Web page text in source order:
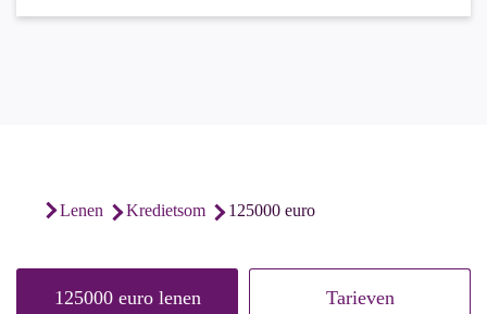
lenen kredietsom 125000 euro
125000 euro lenen Tarieven